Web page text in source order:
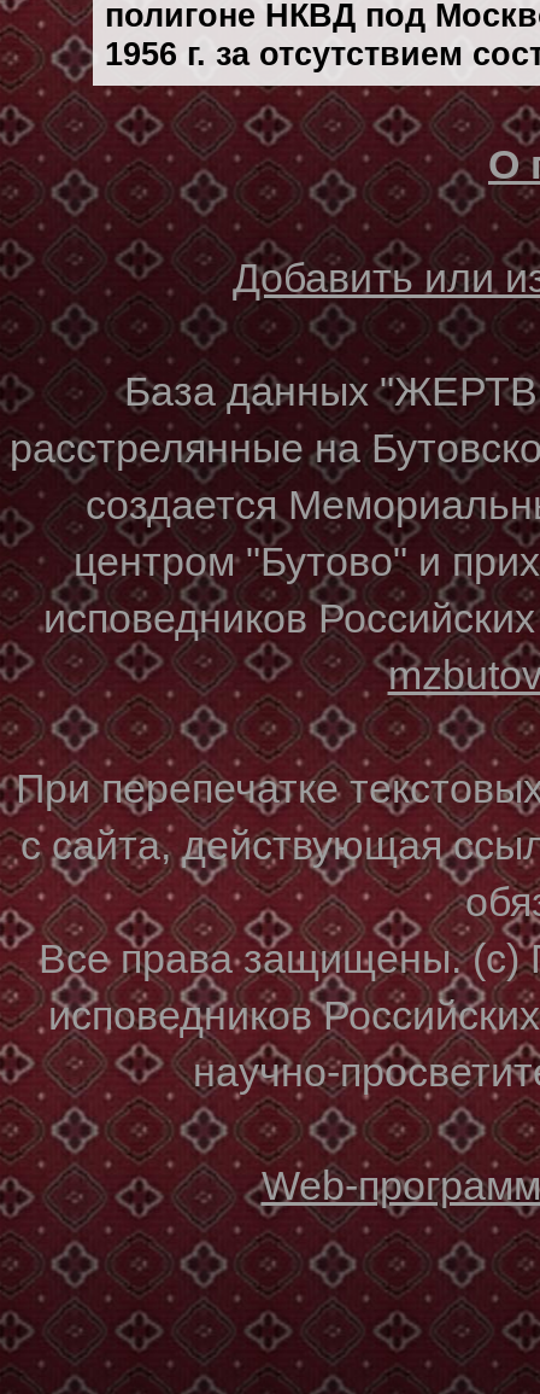
полигоне НКВД под
1956 г. за отсутствием
О
Добавить или
База данных
расстрелянные на
создается
центром "Бутово" и
исповедников
При перепечатке
с сайта, действующая
Все права защищены. (с)
исповедников
научно-
Web-